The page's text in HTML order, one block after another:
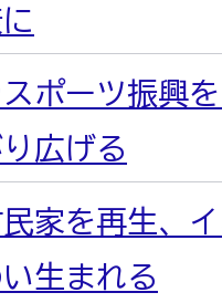
ポーツ振興
広げる
家を再生、
生まれる